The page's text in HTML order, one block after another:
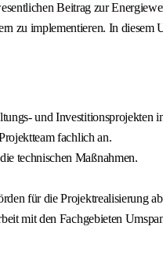
Beitrag zur
zu implementieren. In
und
fachlich an.
technischen Maßnahmen.
für die Projektrealisierung
mit den Fachgebieten